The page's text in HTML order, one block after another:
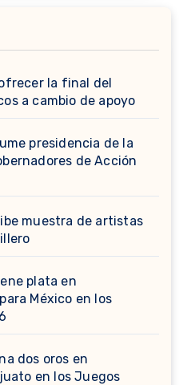
la final del
a cambio de apoyo
presidencia de la
de Acción
muestra de artistas
plata en
México en los
dos oros en
en los Juegos